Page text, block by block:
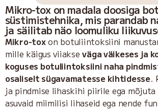
Mikro-tox on madala doosiga
süstimistehnika, mis parandab
ja säilitab näo loomuliku
Mikro-toxon botuliintoksiini
mille käigus viiakseväga väikeses ja
koguses botuliintoksiini naha
osaliselt sügavamatesse kihtidesse.
ja pindmise lihaskihi piirile ega mõjuta
asuvaid miimilisi lihaseid ega nende